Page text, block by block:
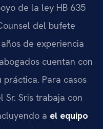
de la ley HB 635
del bufete
de experiencia
cuentan con
Para casos
Sr. Sris trabaja con
a el equipo